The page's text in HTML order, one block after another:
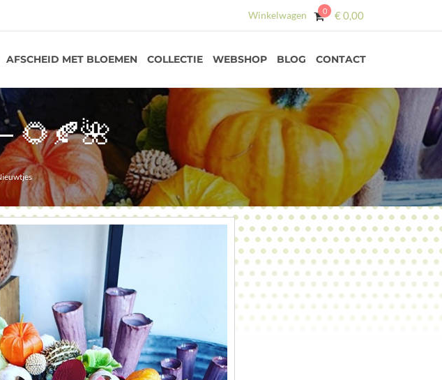
Winkelwagen 0 €0,00
AFSCHEID MET BLOEMEN COLLECTIE WEBSHOP BLOG CONTACT
🌻🍂🌺